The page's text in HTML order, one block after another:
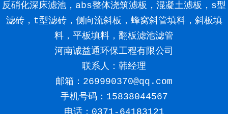
反硝化深床滤池，abs整体浇筑滤板，混凝土滤板，s型
滤砖，t型滤砖，侧向流斜板，蜂窝斜管填料，斜板填
料，平板填料，翻板滤池滤管
河南诚益通环保工程有限公司
联系人：韩经理
邮箱：269990370@qq.com
手机号码： 15838044567